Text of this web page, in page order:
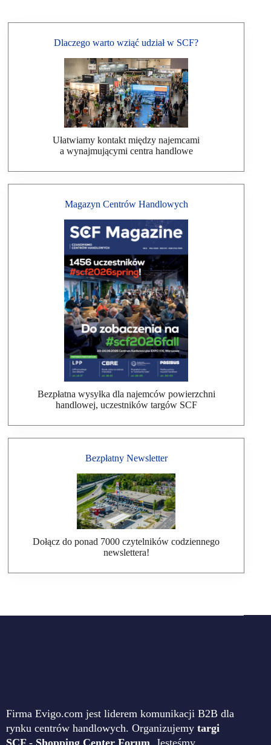
Dlaczego warto wziąć udział w SCF?
Ułatwiamy kontakt między najemcami
a wynajmującymi centra handlowe
Magazyn Centrów Handlowych
Bezpłatna wysyłka dla najemców powierzchni
handlowej, uczestników targów SCF
Bezpłatny Newsletter
Dołącz do ponad 7000 czytelników codziennego
newslettera!
Firma Evigo.com jest liderem komunikacji B2B dla
rynku centrów handlowych. Organizujemy targi